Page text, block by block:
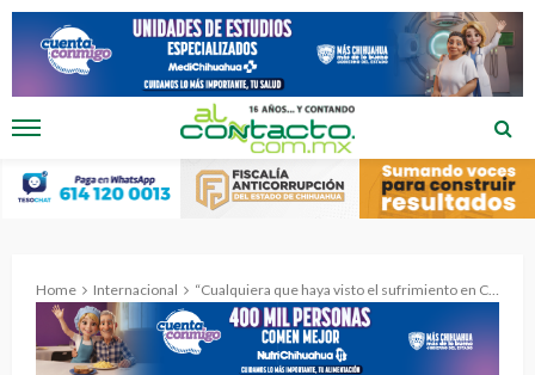
Home Internacional “Cualquiera que haya visto el sufrimiento en Cuba está feliz” de un cambio: Rubén Blades.